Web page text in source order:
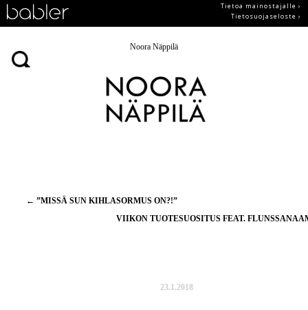
Tietoa mainostajalle ›
Tietosuojaseloste ›
Noora Näppilä
Artikkelien
← ”MISSÄ SUN KIHLASORMUS ON?!”
VIIKON TUOTESUOSITUS FEAT.
23.1.2018